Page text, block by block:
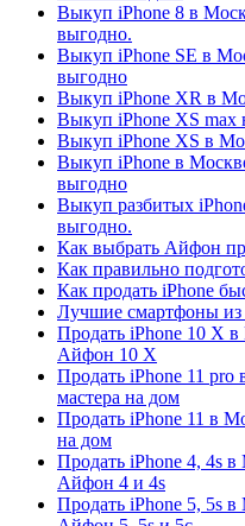
Выкуп iPhone 8 в
выгодно.
Выкуп iPhone SE в
выгодно
Выкуп iPhone XR в
Выкуп iPhone XS max
Выкуп iPhone XS в
Выкуп iPhone в
выгодно
Выкуп разбитых
выгодно.
Как выбрать Айфон
Как правильно
Как продать iPhone
Лучшие смартфоны из
Продать iPhone 10 X
Айфон 10 X
Продать iPhone 11 pro
мастера на дом
Продать iPhone 11 в
на дом
Продать iPhone 4, 4s
Айфон 4 и 4s
Продать iPhone 5, 5s